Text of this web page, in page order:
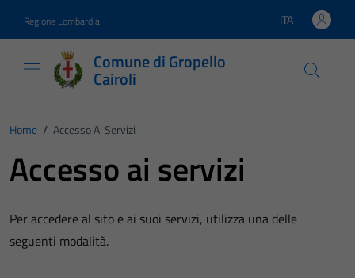
Regione Lombardia Lingua attiva:
ITA
Comune di Gropello
Cairoli
Home / Accesso Ai Servizi
Accesso ai servizi
Per accedere al sito e ai suoi servizi, utilizza una delle
seguenti modalità.